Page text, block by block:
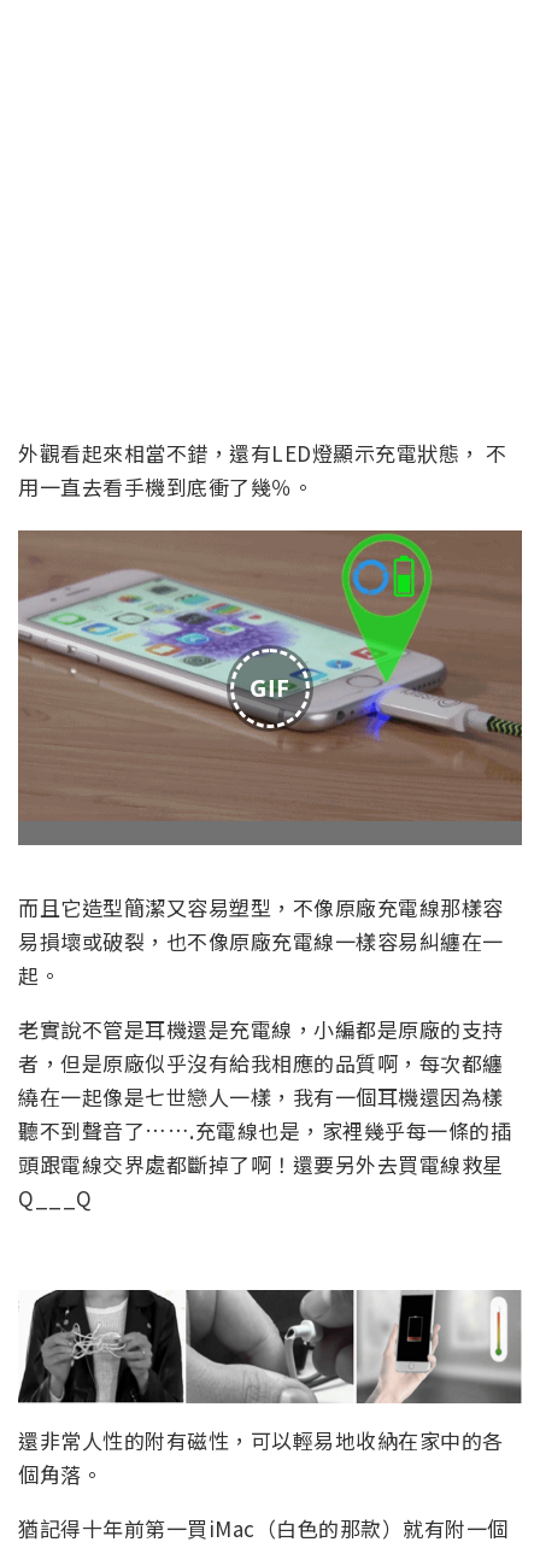
外觀看起來相當不錯，還有LED燈顯示充電狀態， 不
用一直去看手機到底衝了幾％。
GIF
而且它造型簡潔又容易塑型，不像原廠充電線那樣容
易損壞或破裂，也不像原廠充電線一樣容易糾纏在一
起。
老實說不管是耳機還是充電線，小編都是原廠的支持
者，但是原廠似乎沒有給我相應的品質啊，每次都纏
繞在一起像是七世戀人一樣，我有一個耳機還因為樣
聽不到聲音了…….充電線也是，家裡幾乎每一條的插
頭跟電線交界處都斷掉了啊！還要另外去買電線救星
Q___Q
還非常人性的附有磁性，可以輕易地收納在家中的各
個角落。
猶記得十年前第一買iMac（白色的那款）就有附一個